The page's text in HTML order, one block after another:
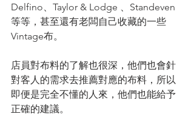
Delfino、Taylor & Lodge 、Standeven
等等，甚至還有老闆自己收藏的一些
Vintage布。
店員對布料的了解也很深，他們也會針
對客人的需求去推薦對應的布料，所以
即便是完全不懂的人來，他們也能給予
正確的建議。